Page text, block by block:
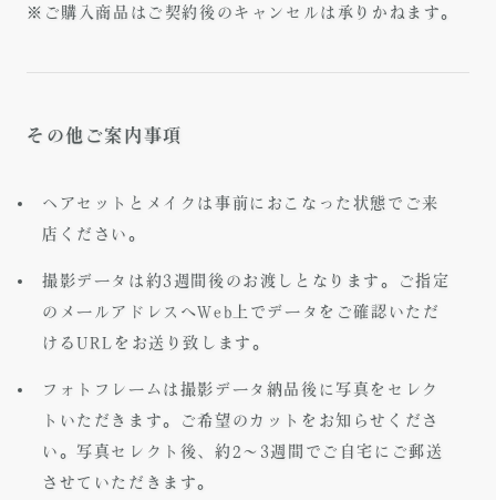
※ご購入商品はご契約後のキャンセルは承りかねます。
その他ご案内事項
ヘアセットとメイクは事前におこなった状態でご来
店ください。
撮影データは約3週間後のお渡しとなります。ご指定
のメールアドレスへWeb上でデータをご確認いただ
けるURLをお送り致します。
フォトフレームは撮影データ納品後に写真をセレク
トいただきます。ご希望のカットをお知らせくださ
い。写真セレクト後、約2～3週間でご自宅にご郵送
させていただきます。